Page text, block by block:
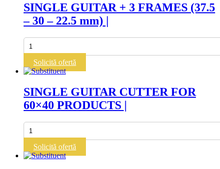
SINGLE GUITAR + 3 FRAMES (37.5
– 30 – 22.5 mm) |
Cantitate
SINGLE
GUITAR
+
3
(37.5
-
30
-
22.5
mm)
Solicită ofertă
SINGLE GUITAR CUTTER FOR
60×40 PRODUCTS |
Cantitate
SINGLE
GUITAR
CUTTER
FOR
Solicită ofertă